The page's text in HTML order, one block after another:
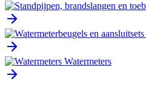
Watermeters